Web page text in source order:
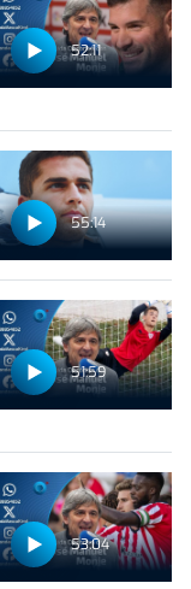
52:11
55:14
51:59
53:04